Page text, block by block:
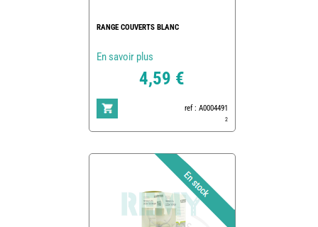
RANGE COUVERTS BLANC
En savoir plus
4,59 €
ref : A0004491
2